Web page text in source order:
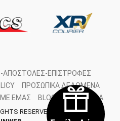
ΑΠΟΣΤΟΛΈΣ-ΕΠΙΣΤΡΟΦΈΣ
ΠΡΟΣΩΠΙΚΆ ΔΕΔΟΜΈΝΑ
ΜΕ ΕΜΆΣ BLOG ΕΠΙΚΟΙΝΩΝΊΑ
RESERVED. DEVELOPED BY